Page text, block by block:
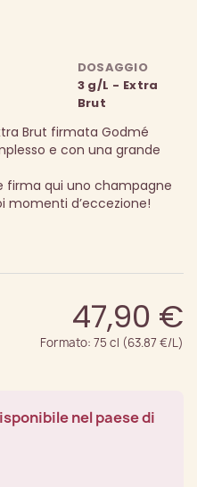
DOSAGGIO
3 g/L - Extra
Brut
Brut firmata Godmé
e con una grande
firma qui uno champagne
momenti d’eccezione!
47,90 €
Formato: 75 cl (63.87 €/L)
nel paese di